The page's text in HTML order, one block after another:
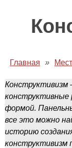
Главная »
конструктивные
формой.
все это можно
историю
конструктивизм